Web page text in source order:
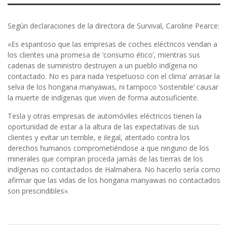
Según declaraciones de la directora de Survival, Caroline Pearce:
«Es espantoso que las empresas de coches eléctricos vendan a
los clientes una promesa de ‘consumo ético’, mientras sus
cadenas de suministro destruyen a un pueblo indígena no
contactado. No es para nada ‘respetuoso con el clima’ arrasar la
selva de los hongana manyawas, ni tampoco ‘sostenible’ causar
la muerte de indígenas que viven de forma autosuficiente.
Tesla y otras empresas de automóviles eléctricos tienen la
oportunidad de estar a la altura de las expectativas de sus
clientes y evitar un terrible, e ilegal, atentado contra los
derechos humanos comprometiéndose a que ninguno de los
minerales que compran proceda jamás de las tierras de los
indígenas no contactados de Halmahera. No hacerlo sería como
afirmar que las vidas de los hongana manyawas no contactados
son prescindibles».